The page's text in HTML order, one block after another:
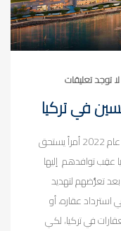
تعليقات
في تركيا
يعدُّ قانون تملك السوريين المجنسين في تركيا عام 2022 أمراً يستحق
توافدهم إليها
تعرُّضهم لتهديد
عقاره، أو
في تركيا، لكي